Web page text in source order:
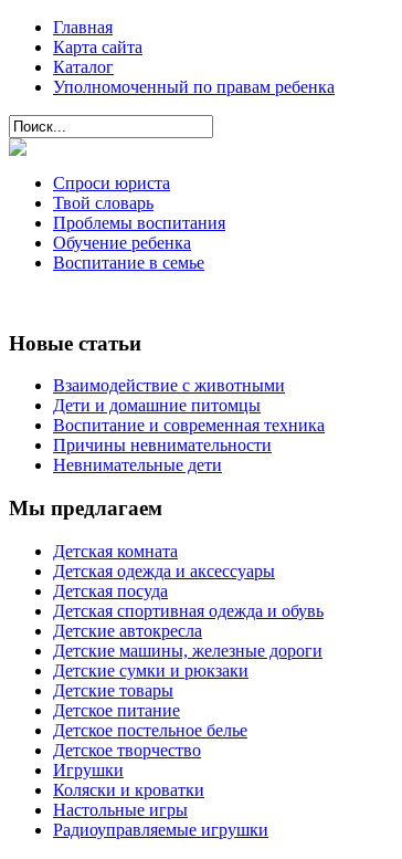
Главная
Карта сайта
Каталог
Уполномоченный по правам ребенка
Спроси юриста
Твой словарь
Проблемы воспитания
Обучение ребенка
Воспитание в семье
Новые статьи
Взаимодействие с животными
Дети и домашние питомцы
Воспитание и современная техника
Причины невнимательности
Невнимательные дети
Мы предлагаем
Детская комната
Детская одежда и аксессуары
Детская посуда
Детская спортивная одежда и обувь
Детские автокресла
Детские машины, железные дороги
Детские сумки и рюкзаки
Детские товары
Детское питание
Детское постельное белье
Детское творчество
Игрушки
Коляски и кроватки
Настольные игры
Радиоуправляемые игрушки